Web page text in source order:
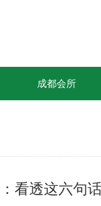
成都会所
看透这六句